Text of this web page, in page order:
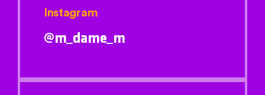
Instagram
@m_dame_m